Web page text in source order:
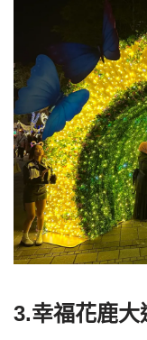
3.幸福花鹿大